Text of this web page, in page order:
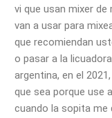
vi que usan mixer de
van a usar para
que recomiendan
o pasar a la
argentina, en el
que sea porque use
cuando la sopita me